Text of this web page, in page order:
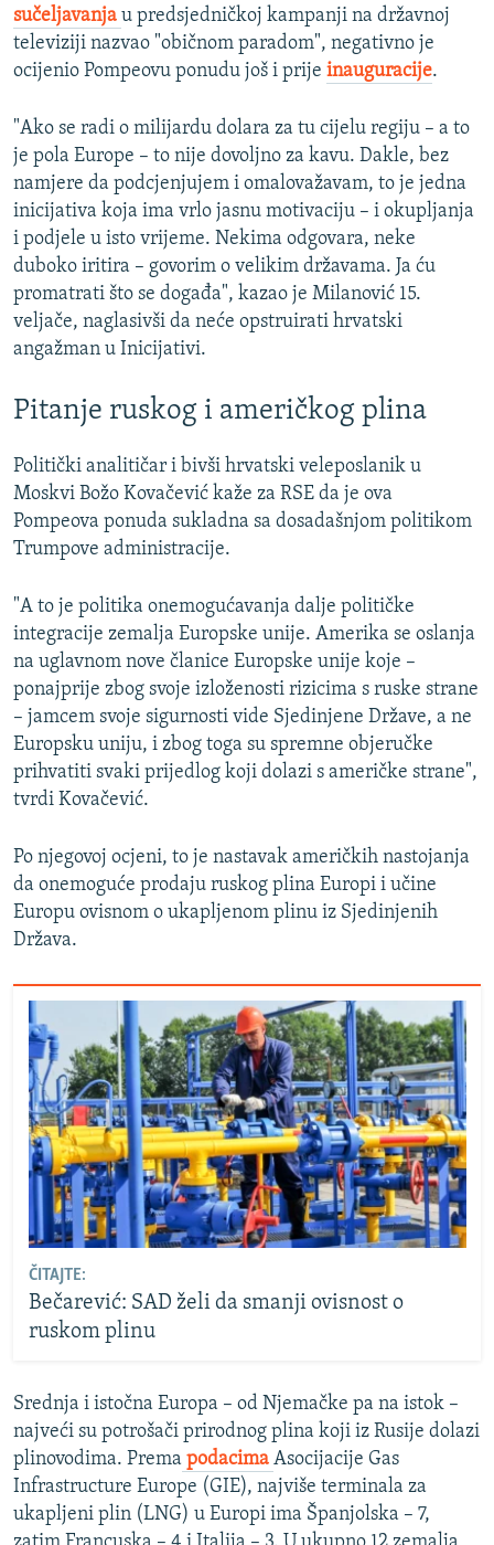
sučeljavanja u predsjedničkoj kampanji na državnoj
televiziji nazvao "običnom paradom", negativno je
ocijenio Pompeovu ponudu još i prije inauguracije.
"Ako se radi o milijardu dolara za tu cijelu regiju – a to
je pola Europe – to nije dovoljno za kavu. Dakle, bez
namjere da podcjenjujem i omalovažavam, to je jedna
inicijativa koja ima vrlo jasnu motivaciju – i okupljanja
i podjele u isto vrijeme. Nekima odgovara, neke
duboko iritira – govorim o velikim državama. Ja ću
promatrati što se događa", kazao je Milanović 15.
veljače, naglasivši da neće opstruirati hrvatski
angažman u Inicijativi.
Pitanje ruskog i američkog plina
Politički analitičar i bivši hrvatski veleposlanik u
Moskvi Božo Kovačević kaže za RSE da je ova
Pompeova ponuda sukladna sa dosadašnjom politikom
Trumpove administracije.
"A to je politika onemogućavanja dalje političke
integracije zemalja Europske unije. Amerika se oslanja
na uglavnom nove članice Europske unije koje –
ponajprije zbog svoje izloženosti rizicima s ruske strane
– jamcem svoje sigurnosti vide Sjedinjene Države, a ne
Europsku uniju, i zbog toga su spremne objeručke
prihvatiti svaki prijedlog koji dolazi s američke strane",
tvrdi Kovačević.
Po njegovoj ocjeni, to je nastavak američkih nastojanja
da onemoguće prodaju ruskog plina Europi i učine
Europu ovisnom o ukapljenom plinu iz Sjedinjenih
Država.
ČITAJTE:
Bečarević: SAD želi da smanji ovisnost o
ruskom plinu
Srednja i istočna Europa – od Njemačke pa na istok –
najveći su potrošači prirodnog plina koji iz Rusije dolazi
plinovodima. Prema podacima Asocijacije Gas
Infrastructure Europe (GIE), najviše terminala za
ukapljeni plin (LNG) u Europi ima Španjolska – 7,